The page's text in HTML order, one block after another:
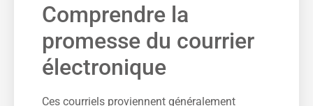
Comprendre la
promesse du courrier
électronique
Ces courriels proviennent généralement